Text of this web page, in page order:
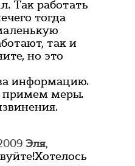
Так работать
тогда
так и
но это
информацию.
примем меры.
Эля,